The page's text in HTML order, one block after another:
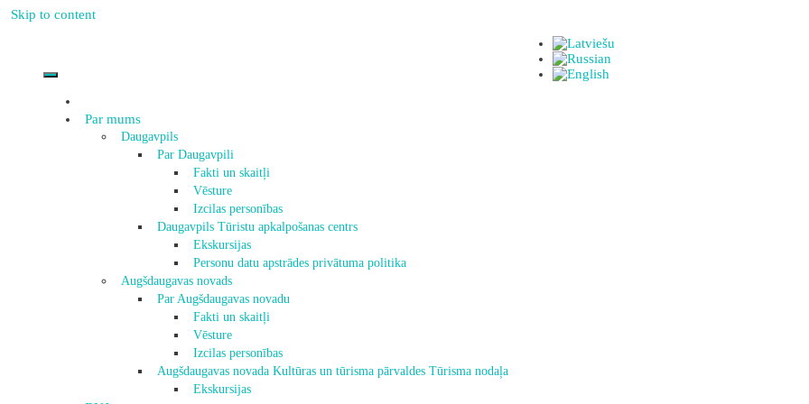
Skip to content
Par mums
Daugavpils
Par Daugavpili
Fakti un skaitļi
Vēsture
Izcilas personības
Daugavpils Tūristu apkalpošanas centrs
Ekskursijas
Personu datu apstrādes privātuma politika
Augšdaugavas novads
Par Augšdaugavas novadu
Fakti un skaitļi
Vēsture
Izcilas personības
Augšdaugavas novada Kultūras un tūrisma pārvaldes Tūrisma nodaļa
Ekskursijas